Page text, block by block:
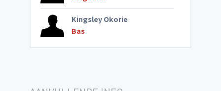
Kingsley Okorie
Bas